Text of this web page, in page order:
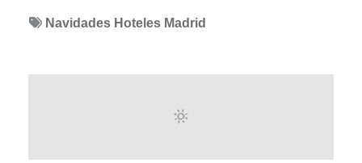
Navidades Hoteles Madrid